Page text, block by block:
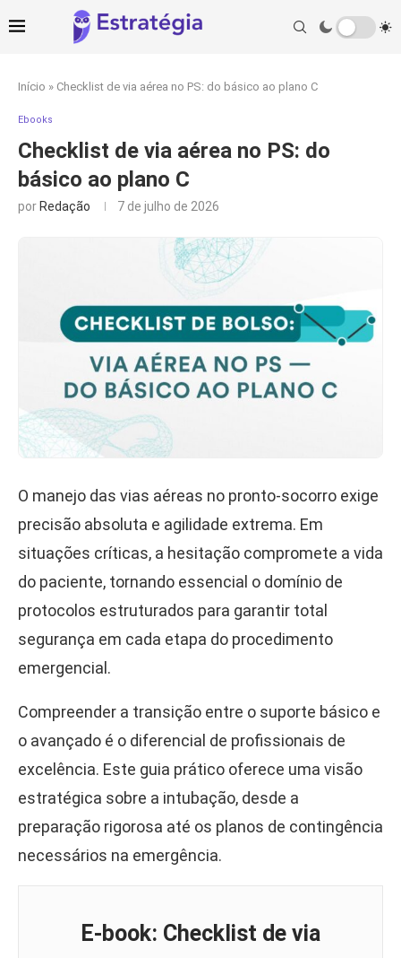
Início » Checklist de via aérea no PS: do básico ao plano C
Ebooks
Checklist de via aérea no PS: do
básico ao plano C
por Redação 7 de julho de 2026
O manejo das vias aéreas no pronto-socorro exige
precisão absoluta e agilidade extrema. Em
situações críticas, a hesitação compromete a vida
do paciente, tornando essencial o domínio de
protocolos estruturados para garantir total
segurança em cada etapa do procedimento
emergencial.
Compreender a transição entre o suporte básico e
o avançado é o diferencial de profissionais de
excelência. Este guia prático oferece uma visão
estratégica sobre a intubação, desde a
preparação rigorosa até os planos de contingência
necessários na emergência.
E-book: Checklist de via